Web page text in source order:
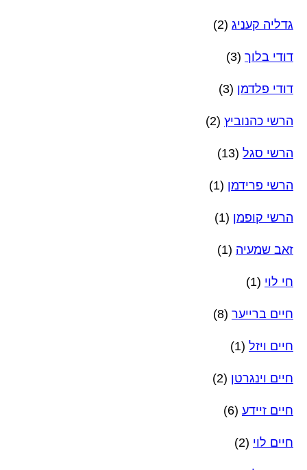
גדליה קעניג (2)
דודי בלוך (3)
דודי פלדמן (3)
הרשי כהנוביץ (2)
הרשי סגל (13)
הרשי פרידמן (1)
הרשי קופמן (1)
זאב שמעיה (1)
חי לוי (1)
חיים ברייער (8)
חיים ויזל (1)
חיים וינגרטן (2)
חיים זיידע (6)
חיים לוי (2)